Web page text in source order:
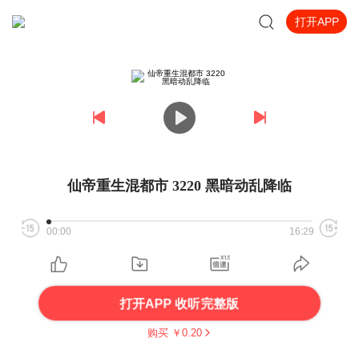
打开APP
仙帝重生混都市 3220 黑暗动乱降临
00:00 16:29
打开APP 收听完整版
购买 ￥ 0.20